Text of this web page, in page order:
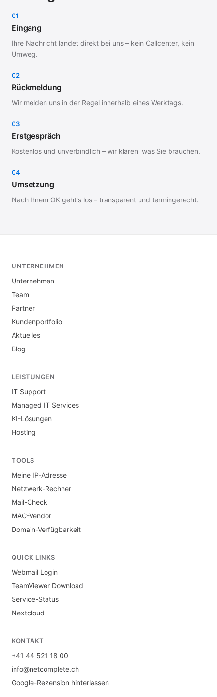
01
Eingang
Ihre Nachricht landet direkt bei uns – kein Callcenter, kein
Umweg.
02
Rückmeldung
Wir melden uns in der Regel innerhalb eines Werktags.
03
Erstgespräch
Kostenlos und unverbindlich – wir klären, was Sie brauchen.
04
Umsetzung
Nach Ihrem OK geht's los – transparent und termingerecht.
UNTERNEHMEN
Unternehmen
Team
Partner
Kundenportfolio
Aktuelles
Blog
LEISTUNGEN
IT Support
Managed IT Services
KI-Lösungen
Hosting
TOOLS
Meine IP-Adresse
Netzwerk-Rechner
Mail-Check
MAC-Vendor
Domain-Verfügbarkeit
QUICK LINKS
Webmail Login
TeamViewer Download
Service-Status
Nextcloud
KONTAKT
+41 44 521 18 00
info@netcomplete.ch
Google-Rezension hinterlassen